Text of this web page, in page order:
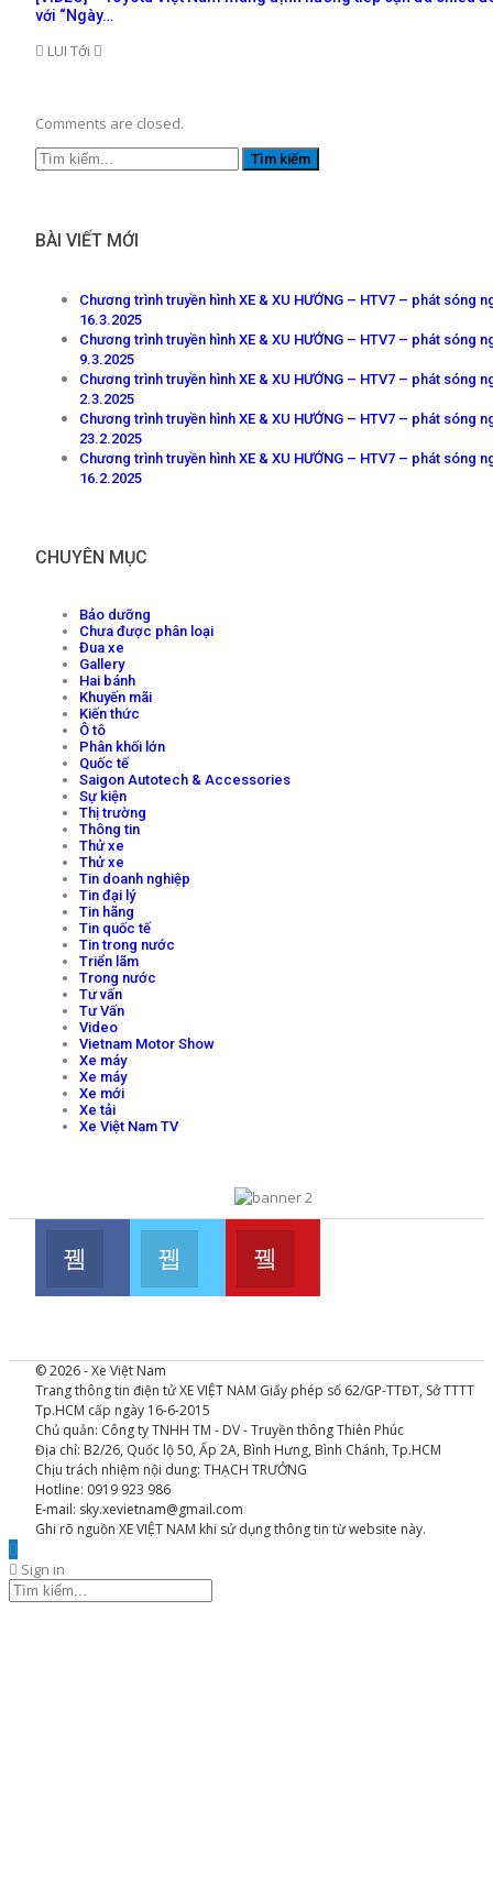
với “Ngày…
LUI Tới
Comments are closed.
BÀI VIẾT MỚI
Chương trình truyền hình XE & XU HƯỚNG – HTV7 – phát sóng
16.3.2025
Chương trình truyền hình XE & XU HƯỚNG – HTV7 – phát sóng
9.3.2025
Chương trình truyền hình XE & XU HƯỚNG – HTV7 – phát sóng
2.3.2025
Chương trình truyền hình XE & XU HƯỚNG – HTV7 – phát sóng
23.2.2025
Chương trình truyền hình XE & XU HƯỚNG – HTV7 – phát sóng
16.2.2025
CHUYÊN MỤC
Bảo dưỡng
Chưa được phân loại
Đua xe
Gallery
Hai bánh
Khuyến mãi
Kiến thức
Ô tô
Phân khối lớn
Quốc tế
Saigon Autotech & Accessories
Sự kiện
Thị trường
Thông tin
Thử xe
Thử xe
Tin doanh nghiệp
Tin đại lý
Tin hãng
Tin quốc tế
Tin trong nước
Triển lãm
Trong nước
Tư vấn
Tư Vấn
Video
Vietnam Motor Show
Xe máy
Xe máy
Xe mới
Xe tải
Xe Việt Nam TV
Facebook
Join us on FacebookJoin us on Twitter
© 2026 - Xe Việt Nam
Trang thông tin điện tử XE VIỆT NAM Giấy phép số 62/GP-TTĐT, Sở TTTT
Tp.HCM cấp ngày 16-6-2015
Chủ quản: Công ty TNHH TM - DV - Truyền thông Thiên Phúc
Địa chỉ: B2/26, Quốc lộ 50, Ấp 2A, Bình Hưng, Bình Chánh, Tp.HCM
Chịu trách nhiệm nội dung: THẠCH TRƯỞNG
Hotline: 0919 923 986
E-mail: sky.xevietnam@gmail.com
Ghi rõ nguồn XE VIỆT NAM khi sử dụng thông tin từ website này.
Sign in